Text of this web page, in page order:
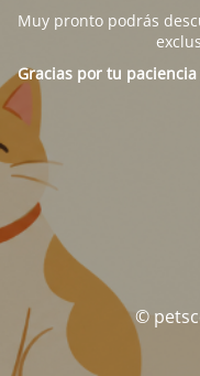
Muy pronto podrás
Gracias por tu
©